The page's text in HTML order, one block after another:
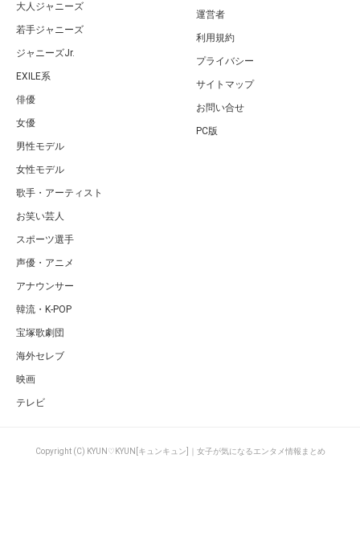
大人ジャニーズ
若手ジャニーズ
ジャニーズJr.
EXILE系
俳優
女優
男性モデル
女性モデル
歌手・アーティスト
お笑い芸人
スポーツ選手
声優・アニメ
アナウンサー
韓流・K-POP
宝塚歌劇団
海外セレブ
映画
テレビ
運営者
利用規約
プライバシー
サイトマップ
お問い合せ
PC版
Copyright (C) KYUN♡KYUN[キュンキュン]｜女子が気になるエンタメ情報まとめ